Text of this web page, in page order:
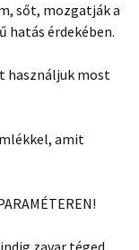
sőt, mozgatják a
hatás érdekében.
használjuk most
amit